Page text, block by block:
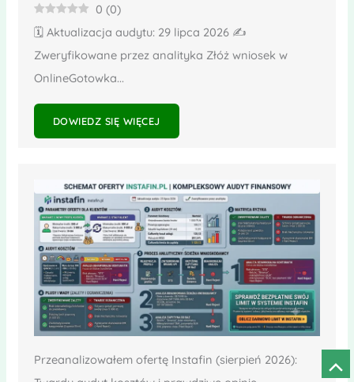
0 (0)
🗓️ Aktualizacja audytu: 29 lipca 2026 ✍️
Zweryfikowane przez analityka Złóż wniosek w
OnlineGotowka...
DOWIEDZ SIĘ WIĘCEJ
Przeanalizowałem ofertę Instafin (sierpień 2026):